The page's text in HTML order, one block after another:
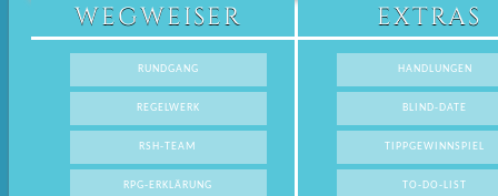
WEGWEISER
RUNDGANG
REGELWERK
RSH-TEAM
RPG-ERKLÄRUNG
EXTRAS
HANDLUNGEN
BLIND-DATE
TIPPGEWINNSPIEL
TO-DO-LIST